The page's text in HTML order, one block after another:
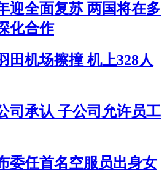
迎全面复苏 两国将在多
化合作
田机场擦撞 机上328人
司承认 子公司允许员工
委任首名空服员出身女